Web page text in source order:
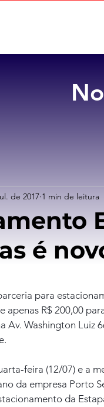
é
de 2017 1 min de leitura
para
apenas R$ 200,00
Av. Washington Luiz
feira (12/07) e a
da empresa Porto
da